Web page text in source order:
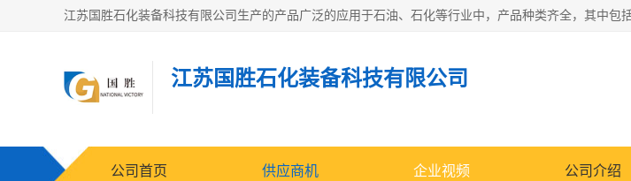
江苏国胜石化装备科技有限公司
公司首页 供应商机 企业视频 公司介绍